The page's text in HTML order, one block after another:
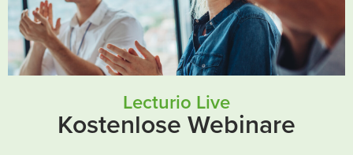
Lecturio Live
Kostenlose Webinare